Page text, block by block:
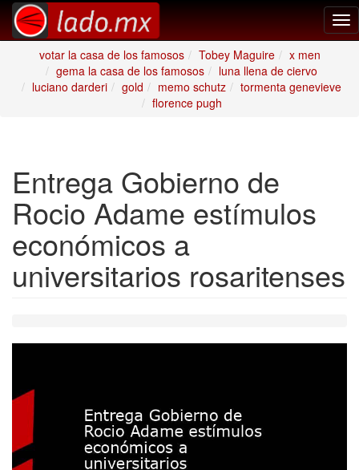
votar la casa de los famosos
Tobey Maguire
x men
gema la casa de los famosos
luna llena de ciervo
luciano darderi
gold memo schutz
tormenta genevieve
florence pugh
Entrega Gobierno de
Rocio Adame estímulos
económicos a
universitarios rosaritenses